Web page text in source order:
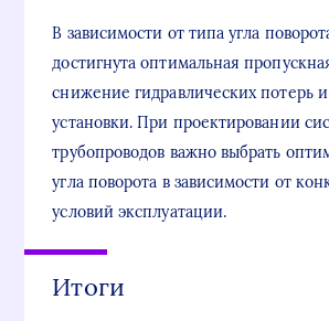
В зависимости от типа угла
достигнута оптимальная
снижение гидравлических потерь и
установки. При проектировании
трубопроводов важно выбрать
угла поворота в зависимости от
условий эксплуатации.
Итоги